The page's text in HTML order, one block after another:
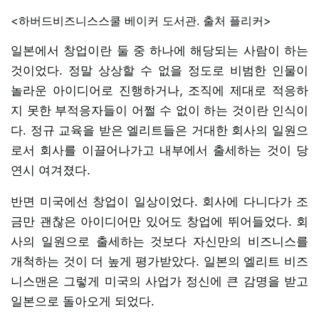
<하버드비즈니스스쿨 베이커 도서관. 출처 플리커>
일본에서 창업이란 둘 중 하나에 해당되는 사람이 하는
것이었다. 정말 상상할 수 없을 정도로 비범한 인물이
놀라운 아이디어로 진행하거나, 조직에 제대로 적응하
지 못한 부적응자들이 어쩔 수 없이 하는 것이란 인식이
다. 정규 교육을 받은 엘리트들은 거대한 회사의 일원으
로서 회사를 이끌어나가고 내부에서 출세하는 것이 당
연시 여겨졌다.
반면 미국에선 창업이 일상이었다. 회사에 다니다가 조
금만 괜찮은 아이디어만 있어도 창업에 뛰어들었다. 회
사의 일원으로 출세하는 것보다 자신만의 비즈니스를
개척하는 것이 더 높게 평가받았다. 일본의 엘리트 비즈
니스맨은 그렇게 미국의 사업가 정신에 큰 감명을 받고
일본으로 돌아오게 되었다.